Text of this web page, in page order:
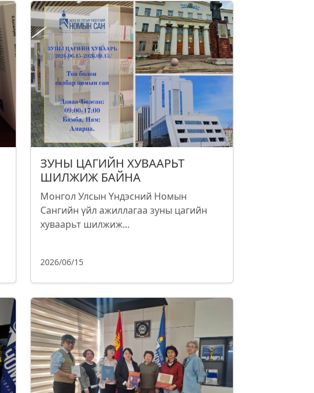
ЗУНЫ ЦАГИЙН ХУВААРЬТ
ШИЛЖИЖ БАЙНА
Монгол Улсын Үндэсний Номын
Сангийн үйл ажиллагаа зуны цагийн
хуваарьт шилжиж...
2026/06/15